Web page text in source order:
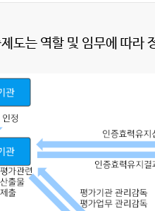
도는 역할 및 임무에 따